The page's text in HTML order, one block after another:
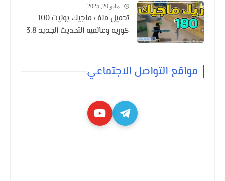
مايو 20, 2025
تحميل ملف ماجيك بوليت 100
كوريه وعالميه التحديث الجديد 3.8
مواقع التواصل الاجتماعي